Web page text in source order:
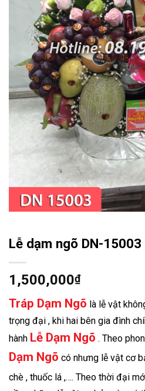
Lễ dạm ngõ DN-15003
1,500,000₫
Tráp Dạm Ngõ là lễ vật
trọng đại , khi hai bên gia đình
hành Lễ Dạm Ngõ . Theo
Dạm Ngõ có nhưng lễ vật cơ
chè , thuốc lá ,…. Theo thời đại